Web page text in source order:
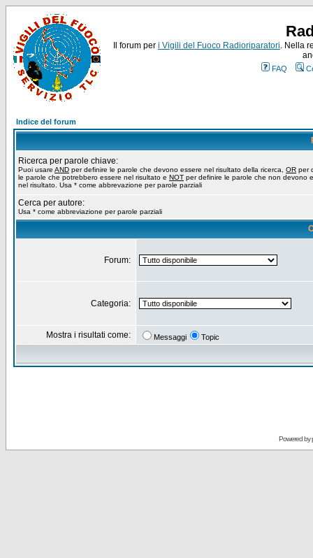
Il forum per i Vigili del Fuoco Radioriparatori. Nella
FAQ
Indice del forum
Ricerca per parole chiave:
Puoi usare AND per definire le parole che devono essere nel risultato della ricerca, OR per
le parole che potrebbero essere nel risultato e NOT per definire le parole che non devono
nel risultato. Usa * come abbrevazione per parole parziali
Cerca per autore:
Usa * come abbreviazione per parole parziali
Forum:
Categoria:
Mostra i risultati come: Messaggi Topic
Powered by